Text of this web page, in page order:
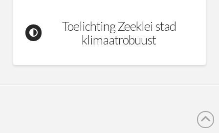
Toelichting Zeeklei stad
klimaatrobuust